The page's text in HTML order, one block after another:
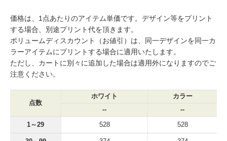
価格は、1点あたりのアイテム単価です。デザイン等をプリント
する場合、別途プリント代を頂きます。
ボリュームディスカウント（お値引）は、同一デザインを同一カ
ラーアイテムにプリントする場合に適用いたします。
ただし、カートに別々に追加した場合は適用外になりますのでご
注意ください。
点数
ホワイト
カラー
--
--
1～29 528 528